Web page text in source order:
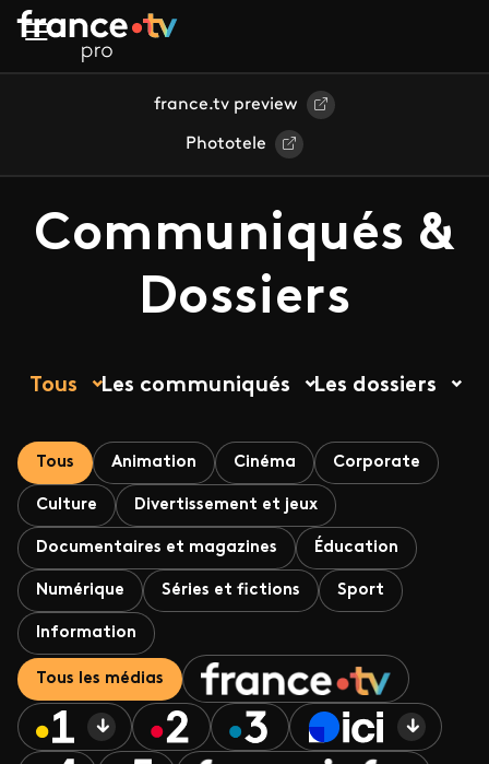
Aller au contenu principal
france.tv preview
Phototele
Communiqués &
Dossiers
Tous Les communiqués Les dossiers
Tous Animation Cinéma Corporate
Culture Divertissement et jeux
Documentaires et magazines Éducation
Numérique Séries et fictions Sport
Information
Tous les médias